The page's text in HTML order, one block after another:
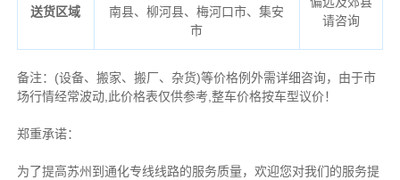
送货区域
南县、柳河县、梅河口市、集安
市
请咨询
备注： (设备、搬家、搬厂、杂货)等价格例外需详细咨询，由于市
场行情经常波动,此价格表仅供参考,整车价格按车型议价！
郑重承诺：
为了提高苏州到通化专线线路的服务质量，欢迎您对我们的服务提